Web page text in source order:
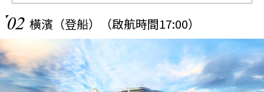
02 橫濱（登船）（啟航時間17:00）